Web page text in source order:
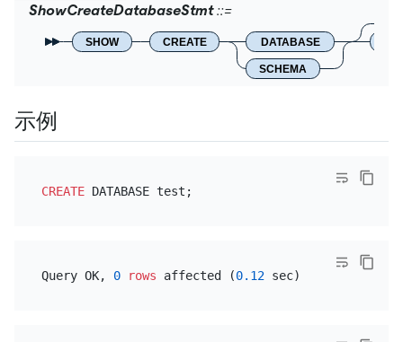
ShowCreateDatabaseStmt
SHOW CREATE DATABASE
SCHEMA
示例
CREATE
Query OK, 0 rows affected (0.12